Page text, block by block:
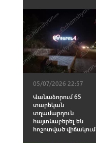
05/07/2026 22:57
Վանաձորում 65
տարեկան
տղամարդուն
հայտնաբերել են
հոշոտված վիճակում